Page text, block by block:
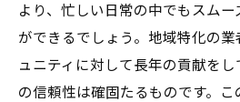
より、忙しい日常の中でもスム
ができるでしょう。地域特化の
ュニティに対して長年の貢献を
の信頼性は確固たるものです。